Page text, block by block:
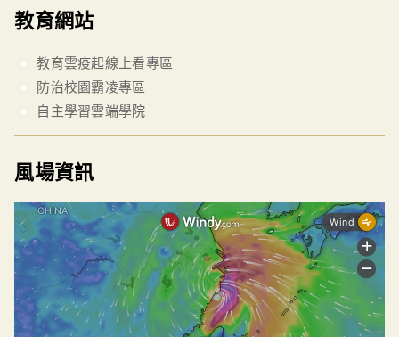
教育網站
教育雲疫起線上看專區
防治校園霸凌專區
自主學習雲端學院
風場資訊